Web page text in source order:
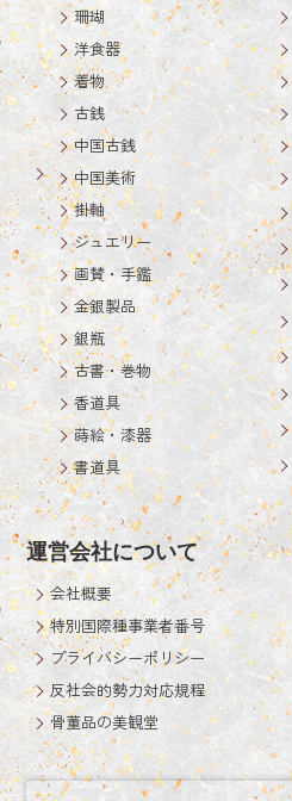
珊瑚
洋食器
着物
古銭
中国古銭
中国美術
掛軸
ジュエリー
画賛・手鑑
金銀製品
銀瓶
古書・巻物
香道具
蒔絵・漆器
書道具
運営会社について
会社概要
特別国際種事業者番号
プライバシーポリシー
反社会的勢力対応規程
骨董品の美観堂